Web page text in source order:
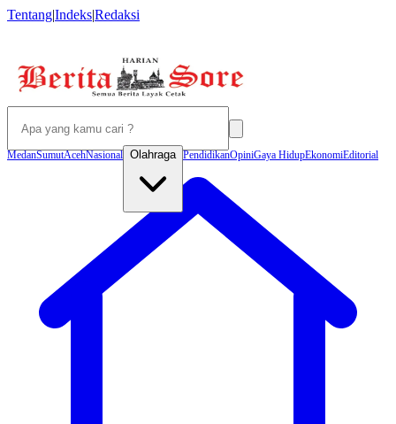
Tentang|Indeks|Redaksi
MedanSumutAcehNasional Olahraga PendidikanOpiniGaya HidupEkonomiEditorial